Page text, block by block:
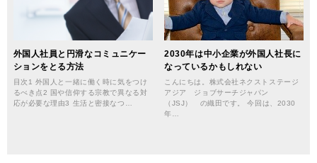
外国人社員と円滑なコミュニケー
ションをとる方法
目次1 外国人と一緒に働く時に気をつけ
るべき点2 国や信仰する宗教で異なる対
応が必要な理由3 生活と密接なつ…
2030年は中小企業が外国人社長に
なっているかもしれない
こんにちは。株式会社ネクストステージ
アジア ジョブサーチジャパン
（JSJ） の織田です。 今回は、2030
年…